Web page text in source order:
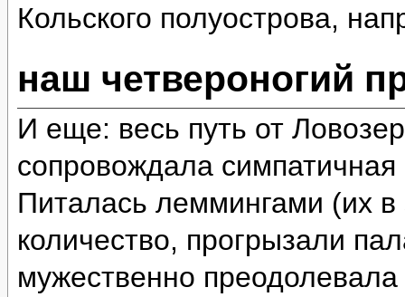
Кольского полуострова,
наш четвероногий
И еще: весь путь от
сопровождала симпатичная
Питалась леммингами (их
количество, прогрызали
мужественно